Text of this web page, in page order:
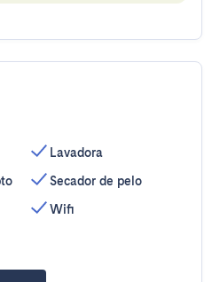
Lavadora
Secador de pelo
Wifi